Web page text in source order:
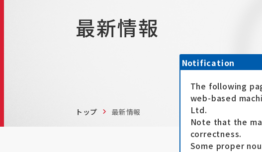
最新情報
トップ 最新情報
Notification
The following
web-based
Ltd.
Note that the
correctness.
Some proper